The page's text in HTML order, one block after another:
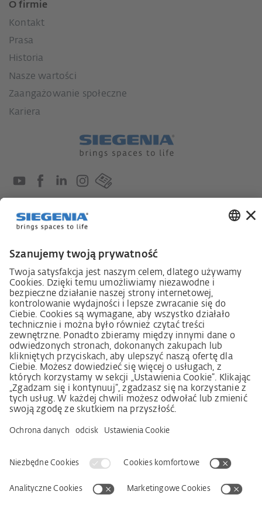
O firmie
Kontakt
Prasa
Historia
Nasze wartości
Zaangażowanie społeczne
Kariera
Ustawa o nadzorze nad łańcuchami dostaw
Kodeks postępowania dostawcy
Informacja dotycząca ustawy o należytej staranności
w łańcuchu dostaw (niem. LkSG)
Deklaracja zasad strategii w zakresie praw człowieka
Procedura składania skarg zgodnie z §§ 8, 9 ustawy o
należytej staranności w łańcuchu dostaw (niem. LkSG)
Imprint
OWS
Oświadczenie o ochronie danych osobowych
Informacja o realizowanej strategii podatkowej
Deklaracja dostępności
Kontakt